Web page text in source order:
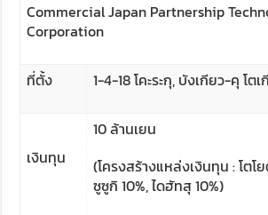
Commercial Japan Partnership
Corporation
ที่ตั้ง 1-4-18 โคะระกุ, บังเกียว-คุ โตเ
เงินทุน
10 ล้านเยน
(โครงสร้างแหล่งเงินทุน : โตโ
ซูซูกิ 10%, ไดฮัทสุ 10%)